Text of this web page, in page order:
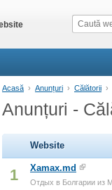
Acasă › Anunțuri › Călătorii ›
Anunțuri -
Website
1 Xamax.md
Отдых в Болгарии из